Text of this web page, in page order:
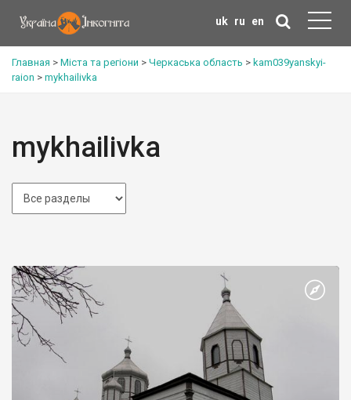
uk ru en
Главная > Міста та регіони > Черкаська область > kam039yanskyi-
raion > mykhailivka
mykhailivka